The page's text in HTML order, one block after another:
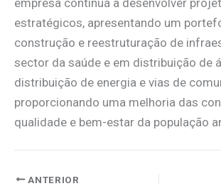
estratégicos, apresentando um
construção e reestruturação de
sector da saúde e em distribuição de
distribuição de energia e vias de
proporcionando uma melhoria das
qualidade e bem-estar da população
ANTERIOR